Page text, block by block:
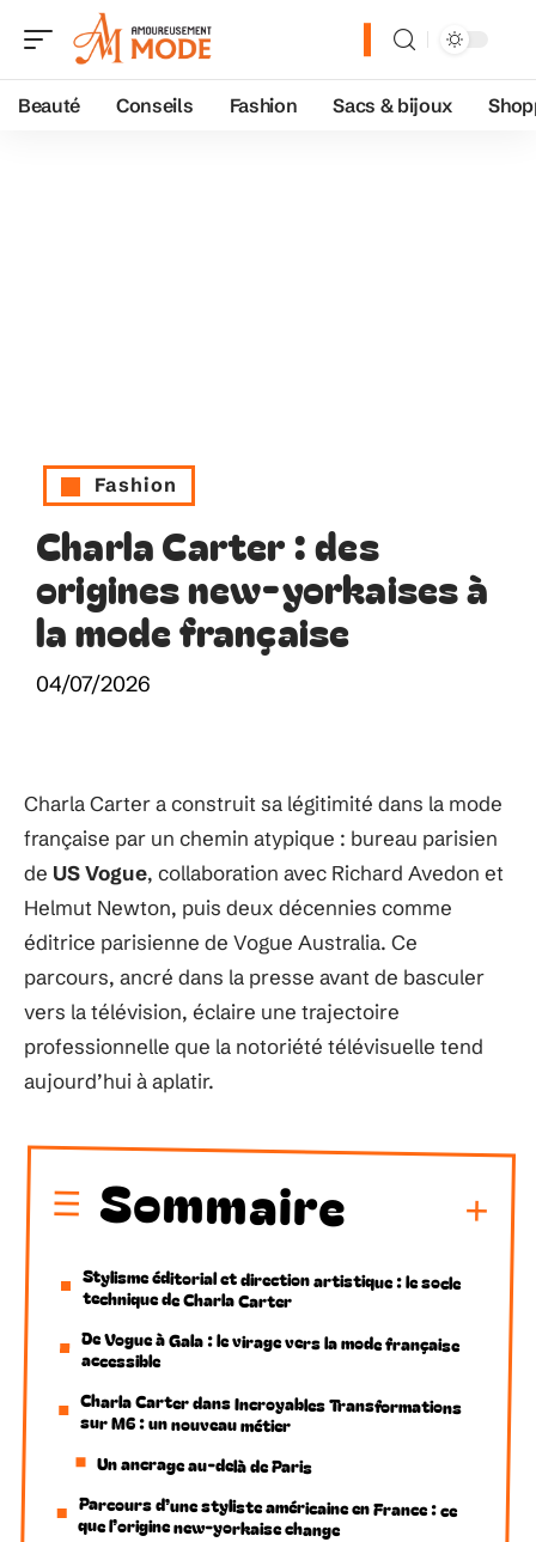
Beauté Conseils Fashion Sacs & bijoux
Fashion
Charla Carter : des
origines new-yorkaises à
la mode française
04/07/2026
Charla Carter a construit sa légitimité dans la mode
française par un chemin atypique : bureau parisien
de US Vogue, collaboration avec Richard Avedon et
Helmut Newton, puis deux décennies comme
éditrice parisienne de Vogue Australia. Ce
parcours, ancré dans la presse avant de basculer
vers la télévision, éclaire une trajectoire
professionnelle que la notoriété télévisuelle tend
aujourd’hui à aplatir.
Sommaire
Stylisme éditorial et direction artistique : le socle
technique de Charla Carter
De Vogue à Gala : le virage vers la mode française
accessible
Charla Carter dans Incroyables Transformations
sur M6 : un nouveau métier
Un ancrage au-delà de Paris
Parcours d’une styliste américaine en France : ce
que l’origine new-yorkaise change